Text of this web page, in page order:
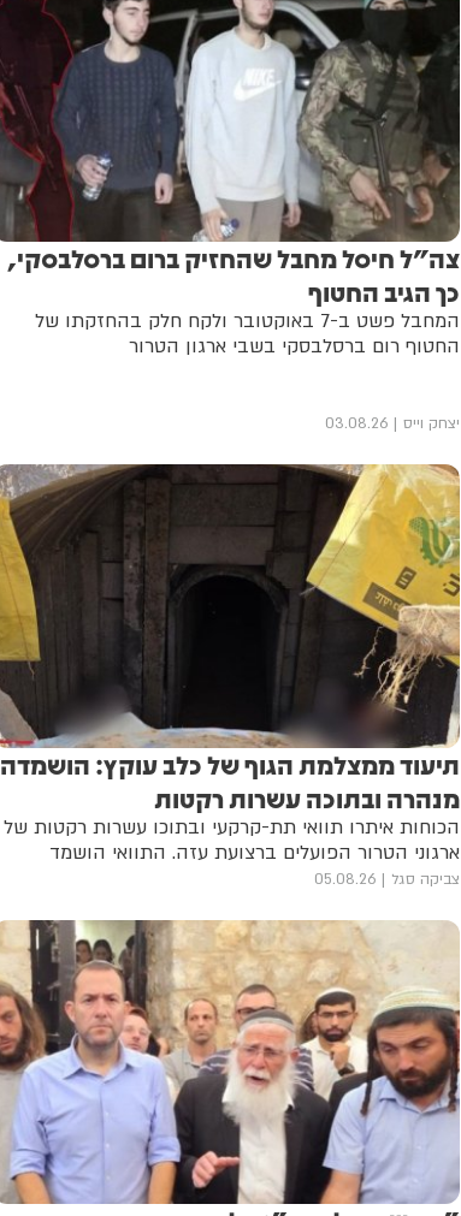
צה"ל חיסל מחבל שהחזיק ברום ברסלבסקי,
כך הגיב החטוף
המחבל פשט ב-7 באוקטובר ולקח חלק בהחזקתו של
החטוף רום ברסלבסקי בשבי ארגון הטרור
יצחק וייס 03.08.26
תיעוד ממצלמת הגוף של כלב עוקץ: הושמדה
מנהרה ובתוכה עשרות רקטות
הכוחות איתרו תוואי תת-קרקעי ובתוכו עשרות רקטות של
ארגוני הטרור הפועלים ברצועת עזה. התוואי הושמד
צביקה סגל 05.08.26